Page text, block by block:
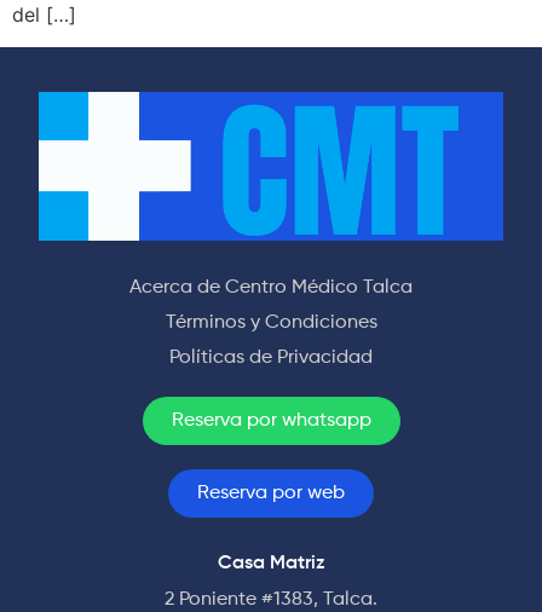
del […]
Acerca de Centro Médico Talca
Términos y Condiciones
Políticas de Privacidad
Reserva por whatsapp
Reserva por web
Casa Matriz
2 Poniente #1383, Talca.